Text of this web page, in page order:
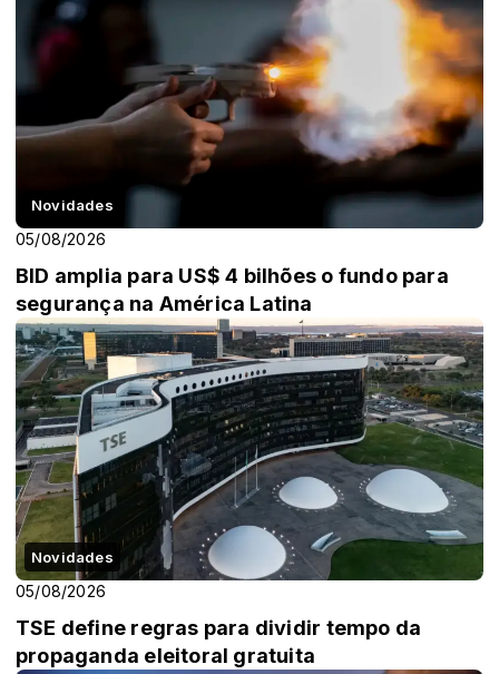
Novidades
05/08/2026
BID amplia para US$ 4 bilhões o fundo para
segurança na América Latina
Novidades
05/08/2026
TSE define regras para dividir tempo da
propaganda eleitoral gratuita